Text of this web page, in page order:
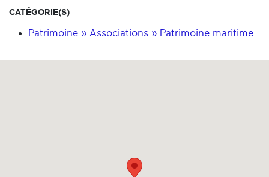
CATÉGORIE(S)
Patrimoine » Associations » Patrimoine maritime